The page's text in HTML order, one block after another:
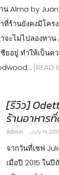
น Alma by
ร้านยังคงมีโคร
จะไม่ไปลองทา
ยอยู่ ทำให้เป็น
[READ
[รีวิว]
ร้านอาหาร
Admin July 14,
จากวันที่เชฟ
เมื่อปี 2015 ใน